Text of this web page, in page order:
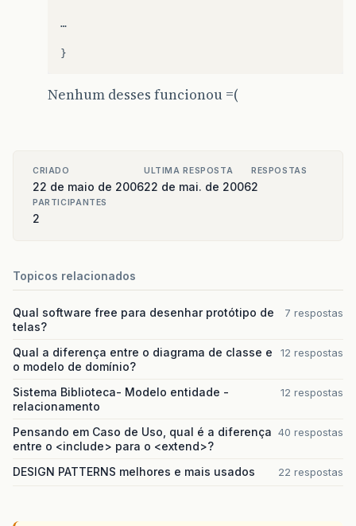
…
Nenhum desses funcionou =(
CRIADO
22 de maio de 2006
ULTIMA RESPOSTA
22 de mai. de 2006
RESPOSTAS
2
PARTICIPANTES
2
Topicos relacionados
Qual software free para desenhar protótipo de
telas?
7 respostas
Qual a diferença entre o diagrama de classe e
o modelo de domínio?
12 respostas
Sistema Biblioteca- Modelo entidade -
relacionamento
12 respostas
Pensando em Caso de Uso, qual é a diferença
entre o <include> para o <extend>?
40 respostas
DESIGN PATTERNS melhores e mais usados 22 respostas